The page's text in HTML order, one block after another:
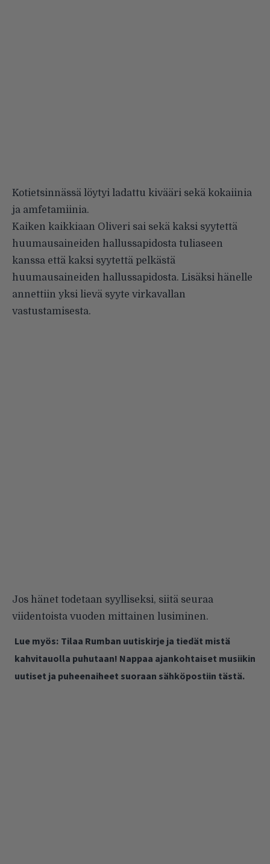
Kotietsinnässä löytyi ladattu kivääri sekä kokaiinia
ja amfetamiinia.
Kaiken kaikkiaan Oliveri sai sekä kaksi syytettä
huumausaineiden hallussapidosta tuliaseen
kanssa että kaksi syytettä pelkästä
huumausaineiden hallussapidosta. Lisäksi hänelle
annettiin yksi lievä syyte virkavallan
vastustamisesta.
Jos hänet todetaan syylliseksi, siitä seuraa
viidentoista vuoden mittainen lusiminen.
Lue myös: Tilaa Rumban uutiskirje ja tiedät mistä
kahvitauolla puhutaan! Nappaa ajankohtaiset musiikin
uutiset ja puheenaiheet suoraan sähköpostiin tästä.